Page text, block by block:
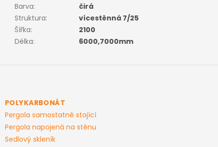
Barva:
čirá
Struktura:
vícestěnná 7/25
Šířka:
2100
Délka: 6000,7000mm
Z
aPOLYKARBONÁT
Pergola samostatně stojící
Pergola napojená na stěnu
Sedlový skleník